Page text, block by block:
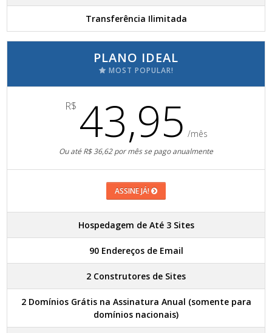
Transferência Ilimitada
PLANO IDEAL
MOST POPULAR!
R$ 43,95 /mês
Ou até R$ 36,62 por mês se pago anualmente
ASSINE JÁ!
Hospedagem de Até 3 Sites
90 Endereços de Email
2 Construtores de Sites
2 Domínios Grátis na Assinatura Anual (somente para
domínios nacionais)